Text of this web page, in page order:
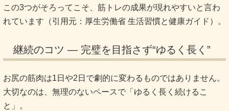
この3つがそろってこそ、筋トレの成果が現れやすいと言わ
れています（引用元：厚生労働省 生活習慣と健康ガイド）。
継続のコツ ― 完璧を目指さず“ゆるく長く”
お尻の筋肉は1日や2日で劇的に変わるものではありません。
大切なのは、無理のないペースで「ゆるく長く続けるこ
と」。